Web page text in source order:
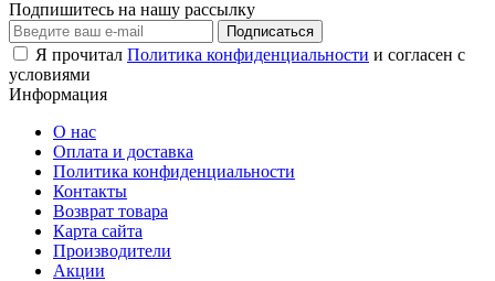
Подпишитесь на нашу рассылку
Подписаться
Я прочитал Политика конфиденциальности и согласен с
условиями
Информация
О нас
Оплата и доставка
Политика конфиденциальности
Контакты
Возврат товара
Карта сайта
Производители
Акции